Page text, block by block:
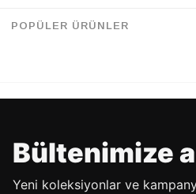
63.90 USD
95.90 USD
Bültenimize
Yeni koleksiyonlar ve
POPÜLER ÜRÜNLER